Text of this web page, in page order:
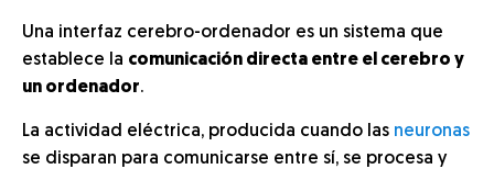
Una interfaz cerebro-ordenador es un sistema que
establece la comunicación directa entre el cerebro y
un ordenador.
La actividad eléctrica, producida cuando las neuronas
se disparan para comunicarse entre sí, se procesa y